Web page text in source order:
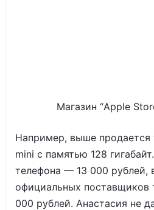
Магазин “Apple
Например, выше продается
mini с памятью 128
телефона — 13 000 рублей,
официальных поставщиков
000 рублей. Анастасия не